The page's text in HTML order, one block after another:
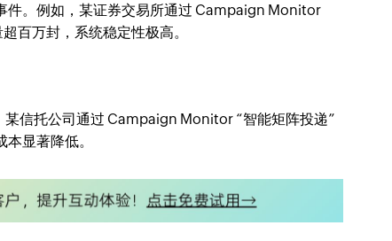
件。例如，某证券交易所通过 Campaign Monitor
百万封，系统稳定性极高。
信托公司通过 Campaign Monitor “智能矩阵投递”
显著降低。